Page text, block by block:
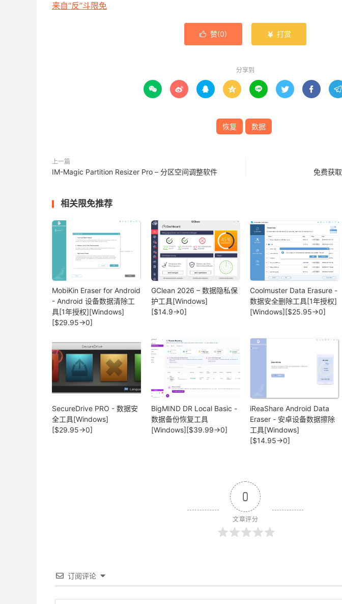
来自“反”斗限免
 赞(0)  打赏
分享到
       
恢复 数据
上一篇
IM-Magic Partition Resizer Pro – 分区空间调整软件 免费获
相关限免推荐
MobiKin Eraser for Android
- Android 设备数据清除工
具[1年授权][Windows]
[$29.95→0]
GClean 2026 – 数据隐私保
护工具[Windows]
[$14.9→0]
Coolmuster Data Erasure -
数据安全删除工具[1年授权]
[Windows][$25.95→0]
SecureDrive PRO - 数据安
全工具[Windows]
[$29.95→0]
BigMIND DR Local Basic -
数据备份恢复工具
[Windows][$39.99→0]
iReaShare Android Data
Eraser - 安卓设备数据擦除
工具[Windows]
[$14.95→0]
0
文章评分
订阅评论